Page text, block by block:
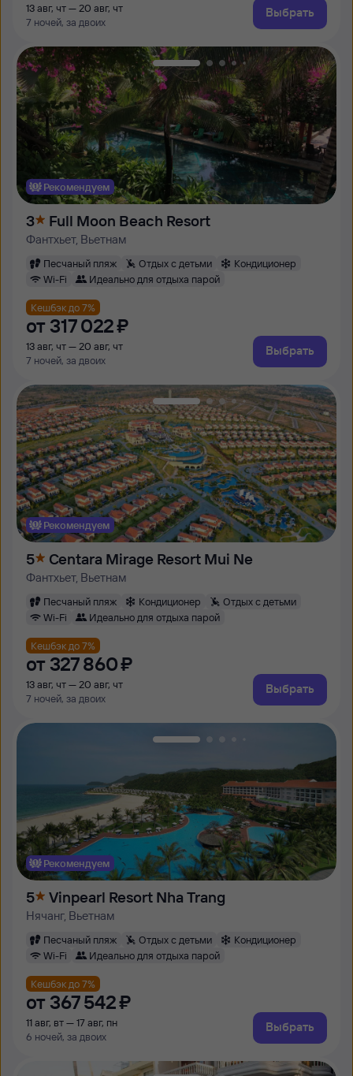
13 авг, чт — 20 авг, чт
7 ночей, за двоих
Выбрать
Рекомендуем
3 Full Moon Beach Resort
Фантхьет, Вьетнам
Песчаный пляж Отдых с детьми
Кондиционер
Wi-Fi
Идеально для отдыха парой
Кешбэк до 7%
от 317 ⁠022 ⁠₽
13 авг, чт — 20 авг, чт
7 ночей, за двоих
Выбрать
Рекомендуем
5 Centara Mirage Resort Mui Ne
Фантхьет, Вьетнам
Песчаный пляж Кондиционер
Отдых с детьми
Wi-Fi
Идеально для отдыха парой
Кешбэк до 7%
от 327 ⁠860 ⁠₽
13 авг, чт — 20 авг, чт
7 ночей, за двоих
Выбрать
Рекомендуем
5 Vinpearl Resort Nha Trang
Нячанг, Вьетнам
Песчаный пляж Отдых с детьми
Кондиционер
Wi-Fi
Идеально для отдыха парой
Кешбэк до 7%
от 367 ⁠542 ⁠₽
11 авг, вт — 17 авг, пн
6 ночей, за двоих
Выбрать